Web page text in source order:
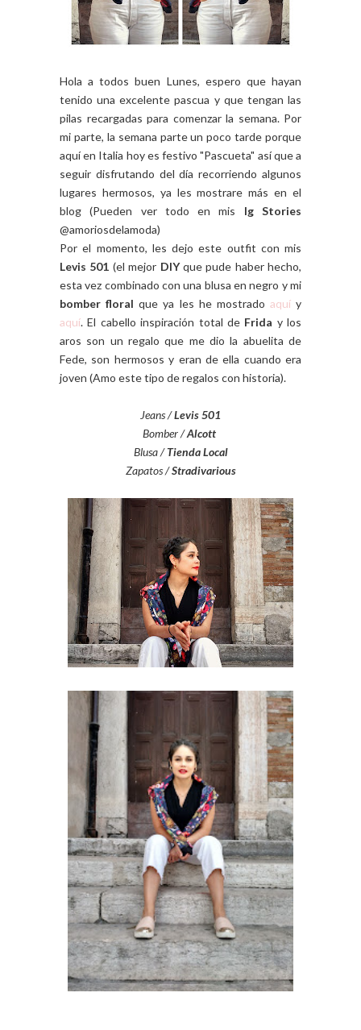
Hola a todos buen Lunes, espero que hayan
tenido una excelente pascua y que tengan las
pilas recargadas para comenzar la semana. Por
mi parte, la semana parte un poco tarde porque
aquí en Italia hoy es festivo "Pascueta" así que a
seguir disfrutando del día recorriendo algunos
lugares hermosos, ya les mostrare más en el
blog (Pueden ver todo en mis Ig Stories
@amoriosdelamoda)
Por el momento, les dejo este outfit con mis
Levis 501 (el mejor DIYque pude haber hecho,
esta vez combinado con una blusa en negro y mi
bomber floral que ya les he mostrado aquíy
aquí. El cabello inspiración total de Frida y los
aros son un regalo que me dio la abuelita de
Fede, son hermosos y eran de ella cuando era
joven (Amo este tipo de regalos con historia).
Jeans /Levis 501
Bomber /Alcott
Blusa /Tienda Local
Zapatos /Stradivarious